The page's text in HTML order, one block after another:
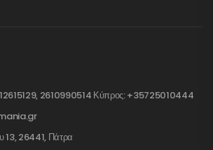
2610990514 Κύπρος: +35725010444
13, 26441, Πάτρα